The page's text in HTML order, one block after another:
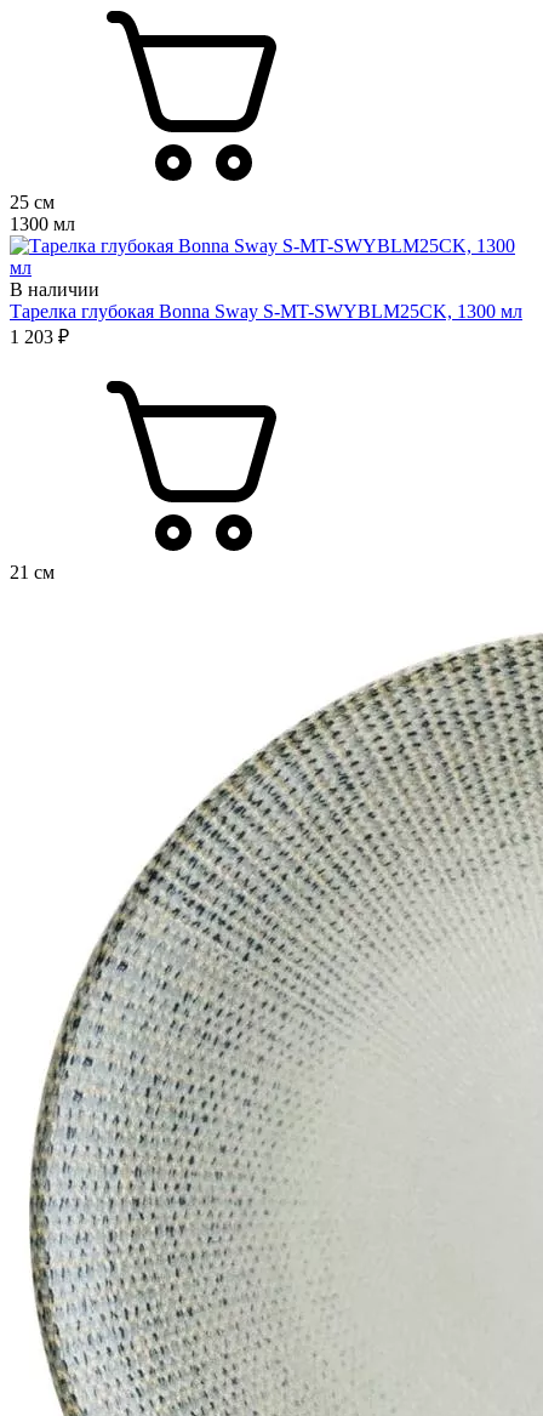
25 см
1300 мл
В наличии
Тарелка глубокая Bonna Sway S-MT-SWYBLM25CK, 1300 мл
1 203 ₽
21 см